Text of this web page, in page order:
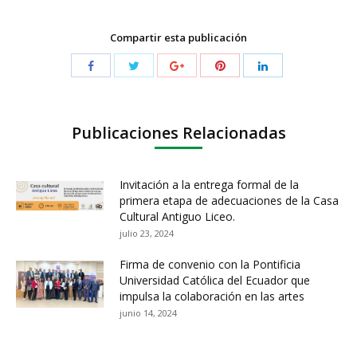
Compartir esta publicación
Publicaciones Relacionadas
Invitación a la entrega formal de la
primera etapa de adecuaciones de la Casa
Cultural Antiguo Liceo.
julio 23, 2024
Firma de convenio con la Pontificia
Universidad Católica del Ecuador que
impulsa la colaboración en las artes
junio 14, 2024